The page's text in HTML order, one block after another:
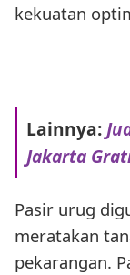
kekuatan
Lainnya:
Jakarta
Pasir urug
meratakan
pekarangan.